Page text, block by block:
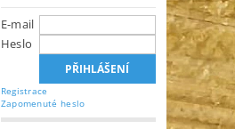
E-mail
Heslo
Registrace
Zapomenuté heslo